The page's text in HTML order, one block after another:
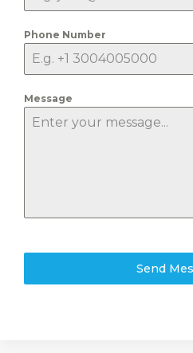
Phone Number
Message
Send